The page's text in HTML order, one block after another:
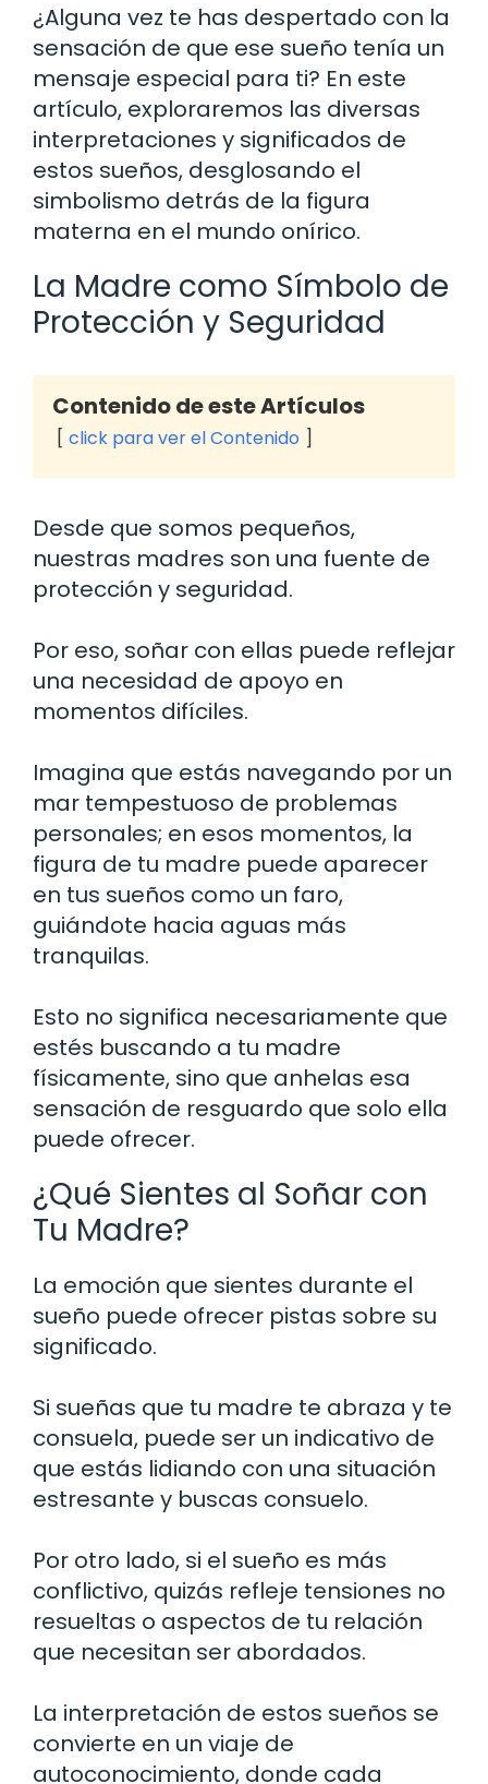
¿Alguna vez te has despertado con la
sensación de que ese sueño tenía un
mensaje especial para ti? En este
artículo, exploraremos las diversas
interpretaciones y significados de
estos sueños, desglosando el
simbolismo detrás de la figura
materna en el mundo onírico.
La Madre como Símbolo de
Protección y Seguridad
Contenido de este Artículos
click para ver el Contenido
Desde que somos pequeños,
nuestras madres son una fuente de
protección y seguridad.
Por eso, soñar con ellas puede reflejar
una necesidad de apoyo en
momentos difíciles.
Imagina que estás navegando por un
mar tempestuoso de problemas
personales; en esos momentos, la
figura de tu madre puede aparecer
en tus sueños como un faro,
guiándote hacia aguas más
tranquilas.
Esto no significa necesariamente que
estés buscando a tu madre
físicamente, sino que anhelas esa
sensación de resguardo que solo ella
puede ofrecer.
¿Qué Sientes al Soñar con
Tu Madre?
La emoción que sientes durante el
sueño puede ofrecer pistas sobre su
significado.
Si sueñas que tu madre te abraza y te
consuela, puede ser un indicativo de
que estás lidiando con una situación
estresante y buscas consuelo.
Por otro lado, si el sueño es más
conflictivo, quizás refleje tensiones no
resueltas o aspectos de tu relación
que necesitan ser abordados.
La interpretación de estos sueños se
convierte en un viaje de
autoconocimiento, donde cada